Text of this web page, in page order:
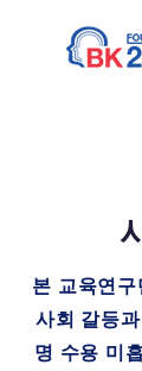
본 교육연
사회 갈등
명 수용 미